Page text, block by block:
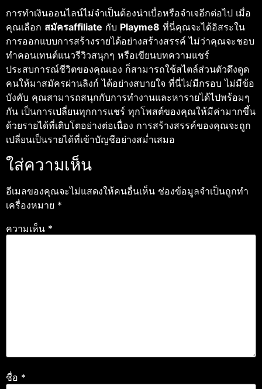
การทำเงินออนไลน์ไม่จำเป็นต้องน่าเบื่อหรือจำเจอีกต่อไป เมื่อ
คุณเลือก สมัครaffiliate กับ Playme8 ที่นี่คุณจะได้อิสระใน
การออกแบบการสร้างรายได้อย่างสร้างสรรค์ ไม่ว่าคุณจะชอบ
ทำคอนเทนต์แนวรีวิวสนุกๆ หรือเขียนบทความแชร์
ประสบการณ์ชีวิตของคุณเอง ก็สามารถใช้สไตล์ส่วนตัวดึงดูด
คนให้มาสมัครผ่านลิงก์ ได้อย่างสบายใจ ที่นี่ไม่มีกรอบ ไม่มีข้อ
บังคับ คุณสามารถสนุกกับการทำงานและหารายได้ไปพร้อมๆ
กัน เป็นการเปลี่ยนทุกการแชร์ ทุกโพสต์ของคุณให้มีค่ามากขึ้น
ด้วยรายได้ที่เติบโตอย่างต่อเนื่อง การสร้างสรรค์ของคุณจะถูก
เปลี่ยนเป็นรายได้ที่เข้าบัญชีอย่างสม่ำเสมอ
ใส่ความเห็น
อีเมลของคุณจะไม่แสดงให้คนอื่นเห็น ช่องข้อมูลจำเป็นถูกทำ
เครื่องหมาย *
ความเห็น *
ชื่อ *